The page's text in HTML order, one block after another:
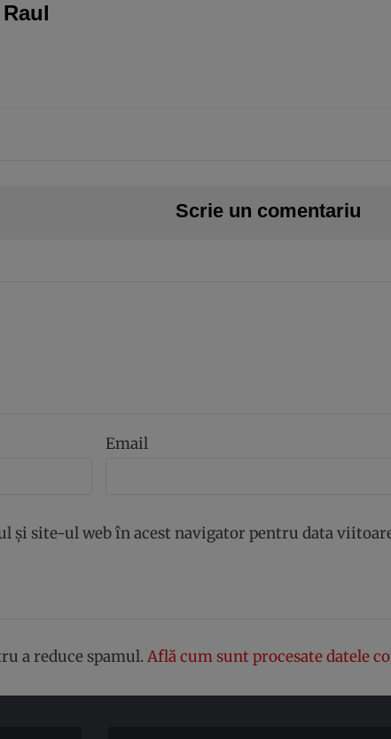
Scrie un comentariu
Email
și site-ul web în acest navigator pentru data
a reduce spamul. Află cum sunt procesate datele